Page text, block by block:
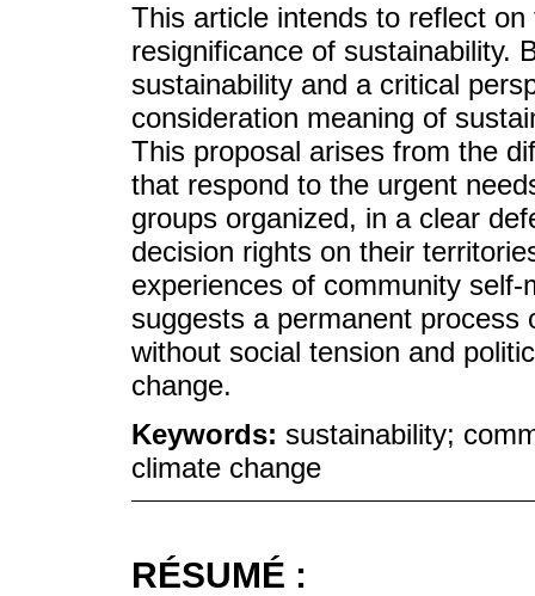
This article intends to reflect
resignificance of sustainability.
sustainability and a critical
consideration meaning of
This proposal arises from the
that respond to the urgent
groups organized, in a clear
decision rights on their
experiences of community
suggests a permanent process
without social tension and
change.
Keywords: sustainability;
climate change
RÉSUMÉ :